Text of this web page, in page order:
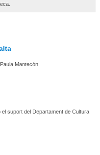
Mantecón.
suport del Departament de Cultura